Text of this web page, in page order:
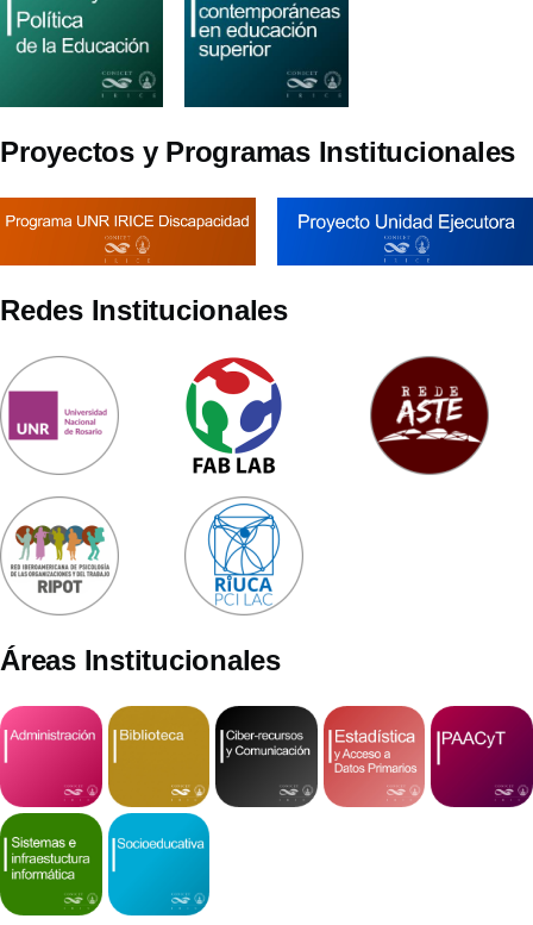
Proyectos y Programas Institucionales
Redes Institucionales
Áreas Institucionales